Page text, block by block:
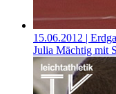
15.06.2012 |
Julia Mächtig mit